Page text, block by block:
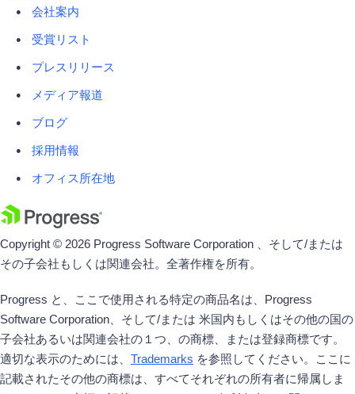
会社案内
受賞リスト
プレスリリース
メディア報道
ブログ
採用情報
オフィス所在地
Copyright © 2026 Progress Software Corporation 、そして/または
その子会社もしくは関連会社。全著作権を所有。
Progress と、ここで使用される特定の商品名は、Progress
Software Corporation、そして/または 米国内もしくはその他の国の
子会社あるいは関連会社の１つ、の商標、または登録商標です。
適切な表示のためには、 Trademarks を参照してください。ここに
記載されたその他の商標は、すべてそれぞれの所有者に帰属しま